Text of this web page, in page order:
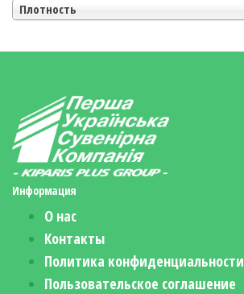
Плотность
Информация
О нас
Контакты
Политика конфиденциальности
Пользовательское соглашение